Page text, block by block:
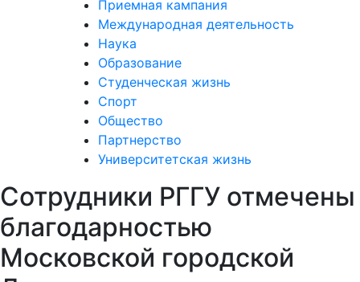
Приемная кампания
Международная деятельность
Наука
Образование
Студенческая жизнь
Спорт
Общество
Партнерство
Университетская жизнь
Сотрудники РГГУ отмечены
благодарностью
Московской городской